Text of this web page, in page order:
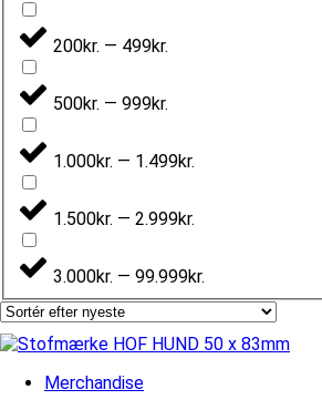
200kr. — 499kr.
500kr. — 999kr.
1.000kr. — 1.499kr.
1.500kr. — 2.999kr.
3.000kr. — 99.999kr.
Merchandise